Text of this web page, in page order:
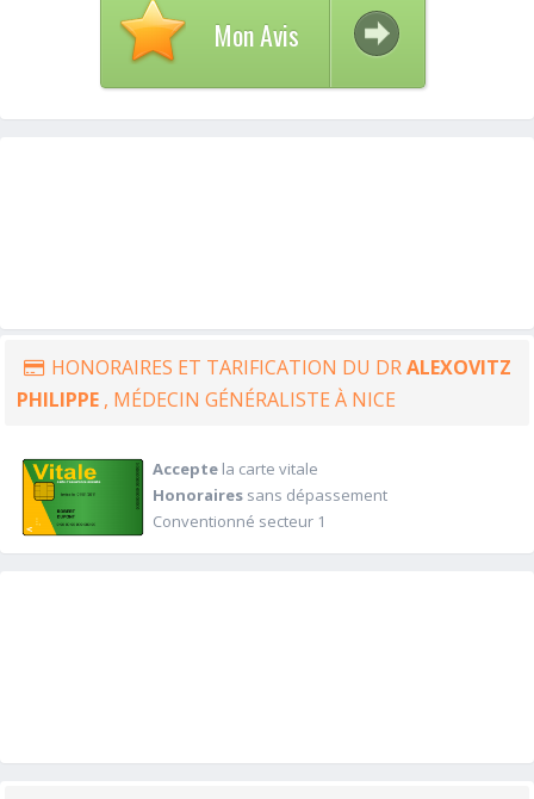
Mon Avis
HONORAIRES ET TARIFICATION DU DRALEXOVITZ
PHILIPPE , MÉDECIN GÉNÉRALISTE À NICE
Acceptela carte vitale
Honorairessans dépassement
Conventionné secteur 1